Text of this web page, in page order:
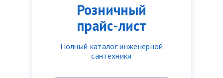
Розничный
прайс-лист
Полный каталог инженерной
сантехники